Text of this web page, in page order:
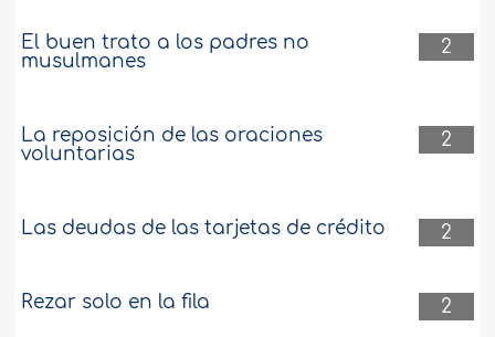
2
El buen trato a los padres no
musulmanes
2
La reposición de las oraciones
voluntarias
2
Las deudas de las tarjetas de crédito
2
Rezar solo en la fila